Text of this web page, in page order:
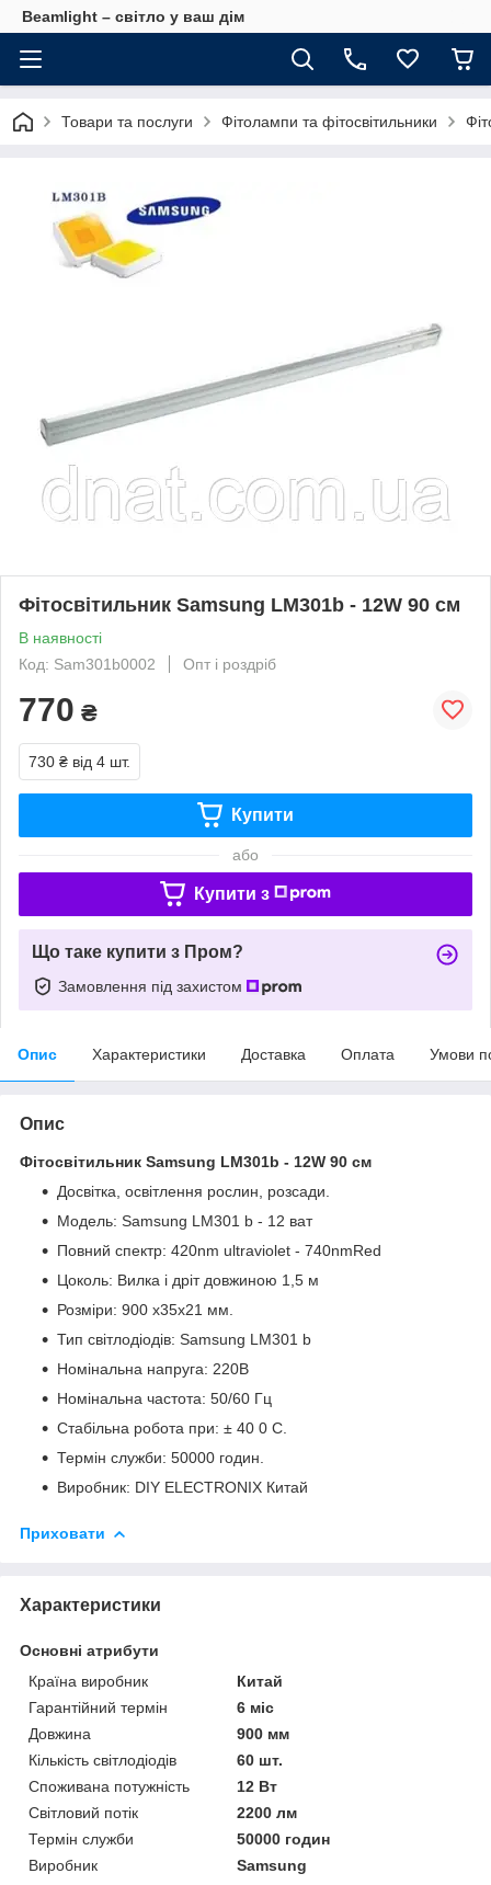
Beamlight – світло у ваш дім
Товари та послуги Фітолампи та фітосвітильники
Фітосвітильник Samsung LM301b - 12W 90 см
В наявності
Код: Sam301b0002
Опт і роздріб
770 ₴
730 ₴ від 4 шт.
Купити
або
Купити з
Що таке купити з Пром?
Замовлення під захистом
Опис Характеристики Доставка Оплата Умови
Опис
Фітосвітильник Samsung LM301b - 12W 90 см
Досвітка, освітлення рослин, розсади.
Модель: Samsung LM301 b - 12 ват
Повний спектр: 420nm ultraviolet - 740nmRed
Цоколь: Вилка і дріт довжиною 1,5 м
Розміри: 900 х35х21 мм.
Тип світлодіодів: Samsung LM301 b
Номінальна напруга: 220В
Номінальна частота: 50/60 Гц
Стабільна робота при: ± 40 0 С.
Термін служби: 50000 годин.
Виробник: DIY ELECTRONIX Китай
Приховати
Характеристики
Основні атрибути
Країна виробник
Китай
Гарантійний термін
6 міс
Довжина
900 мм
Кількість світлодіодів
60 шт.
Споживана потужність
12 Вт
Світловий потік
2200 лм
Термін служби
50000 годин
Виробник
Samsung